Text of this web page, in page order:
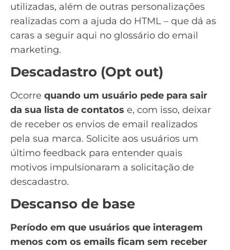
utilizadas, além de outras personalizações
realizadas com a ajuda do HTML – que dá as
caras a seguir aqui no glossário do email
marketing.
Descadastro (Opt out)
Ocorre quando um usuário pede para sair
da sua lista de contatos e, com isso, deixar
de receber os envios de email realizados
pela sua marca. Solicite aos usuários um
último feedback para entender quais
motivos impulsionaram a solicitação de
descadastro.
Descanso de base
Período em que usuários que interagem
menos com os emails ficam sem receber